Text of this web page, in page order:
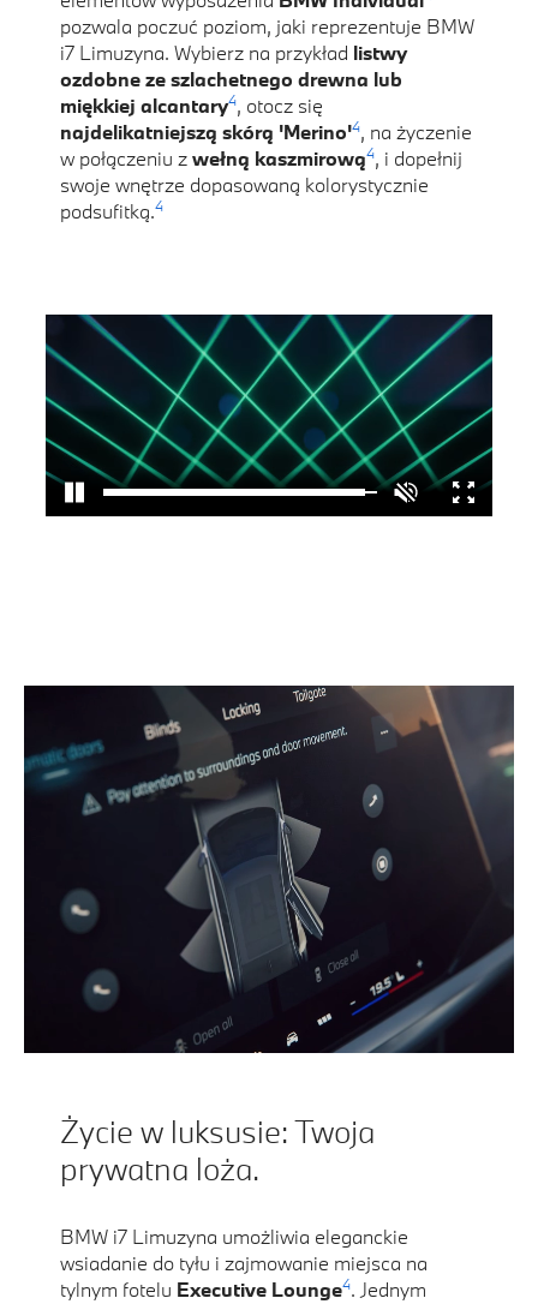
pozwala poczuć poziom, jaki reprezentuje BMW
i7 Limuzyna. Wybierz na przykład listwy
ozdobne ze szlachetnego drewna lub
miękkiej alcantary4, otocz się
najdelikatniejszą skórą 'Merino'4, na życzenie
w połączeniu zwełną kaszmirową4, i dopełnij
swoje wnętrze dopasowaną kolorystycznie
podsufitką.4
Życie w luksusie: Twoja
prywatna loża.
BMW i7 Limuzyna umożliwia eleganckie
wsiadanie do tyłu i zajmowanie miejsca na
tylnym fotelu Executive Lounge4. Jednym